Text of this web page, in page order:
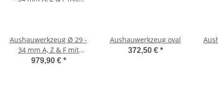
Aushauwerkzeug Ø 29 -
34 mm A, Z & F mit
Zentrierer
979,90 € *
Aushauwerkzeug oval
372,50 € *